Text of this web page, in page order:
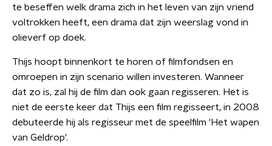
te beseffen welk drama zich in het leven van zijn vriend
voltrokken heeft, een drama dat zijn weerslag vond in
olieverf op doek.
Thijs hoopt binnenkort te horen of filmfondsen en
omroepen in zijn scenario willen investeren. Wanneer
dat zo is, zal hij de film dan ook gaan regisseren. Het is
niet de eerste keer dat Thijs een film regisseert, in 2008
debuteerde hij als regisseur met de speelfilm 'Het wapen
van Geldrop'.